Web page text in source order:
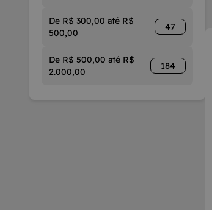
De R$ 300,00 até R$
500,00
47
De R$ 500,00 até R$
2.000,00
184